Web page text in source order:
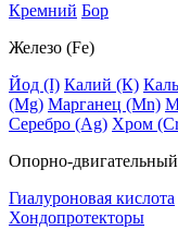
Кремний Бор
Железо (Fe)
Йод (I) Калий (К)
(Mg) Марганец (Mn)
Серебро (Ag) Хром
Опорно-
Гиалуроновая кислота
Хондопротекторы